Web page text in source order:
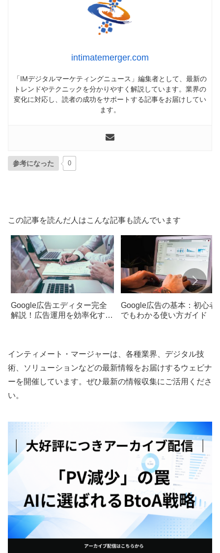
intimatemerger.com
「IMデジタルマーケティングニュース」編集者として、最新の
トレンドやテクニックを分かりやすく解説しています。業界の
変化に対応し、読者の成功をサポートする記事をお届けしてい
ます。
参考になった 0
この記事を読んだ人はこんな記事も読んでいます
Google広告エディター完全
解説！広告運用を効率化する
Google広告の基本：初心者
でもわかる使い方ガイド
インティメート・マージャーは、各種業界、デジタル技
術、ソリューションなどの最新情報をお届けするウェビナ
ーを開催しています。ぜひ最新の情報収集にご活用くださ
い。